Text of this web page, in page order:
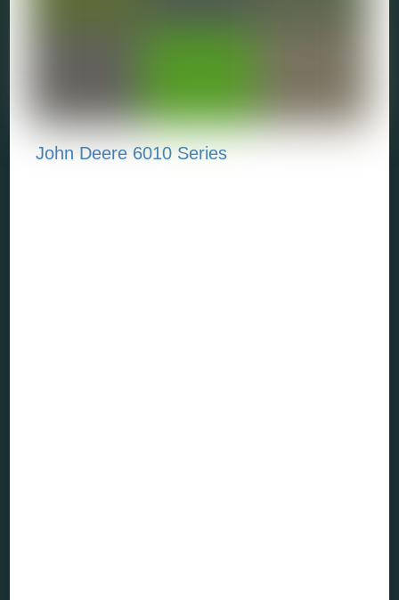
John Deere 6010 Series